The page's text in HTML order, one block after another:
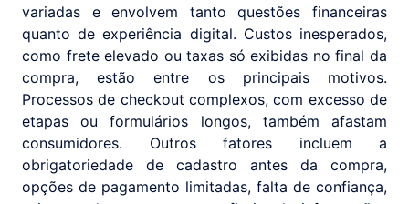
variadas e envolvem tanto questões financeiras
quanto de experiência digital. Custos inesperados,
como frete elevado ou taxas só exibidas no final da
compra, estão entre os principais motivos.
Processos de checkout complexos, com excesso de
etapas ou formulários longos, também afastam
consumidores. Outros fatores incluem a
obrigatoriedade de cadastro antes da compra,
opções de pagamento limitadas, falta de confiança,